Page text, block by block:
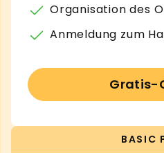
Organisation des
Anmeldung zum
Gratis-
BASIC